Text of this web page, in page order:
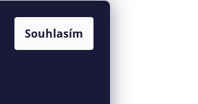
Souhlasím